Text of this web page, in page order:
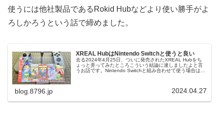
使うには他社製品であるRokid Hubなどより使い勝手がよ
ろしかろうという話で締めました。
XREAL HubはNintendo Switchと使うと良い
去る2024年4月25日、ついに発売されたXREAL Hubをち
ょっと弄ってみたところこういう結論に達しましたよと言
うお話です。Nintendo Switchと組み合わせて使う場合は安
blog.8796.jp 2024.04.27